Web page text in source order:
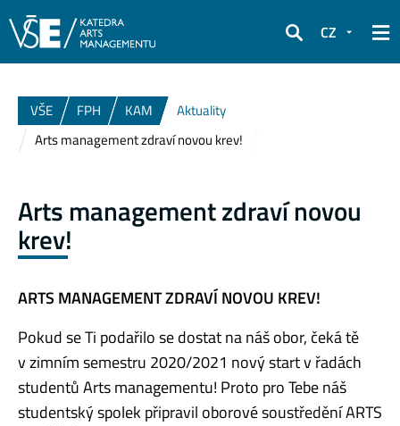
Hledat
CZ
VŠE FPH KAM
Aktuality
Arts management zdraví novou krev!
Arts management zdraví novou
krev!
ARTS MANAGEMENT ZDRAVÍ NOVOU KREV!
Pokud se Ti podařilo se dostat na náš obor, čeká tě
v zimním semestru 2020/2021 nový start v řadách
studentů Arts managementu! Proto pro Tebe náš
studentský spolek připravil oborové soustředění ARTS